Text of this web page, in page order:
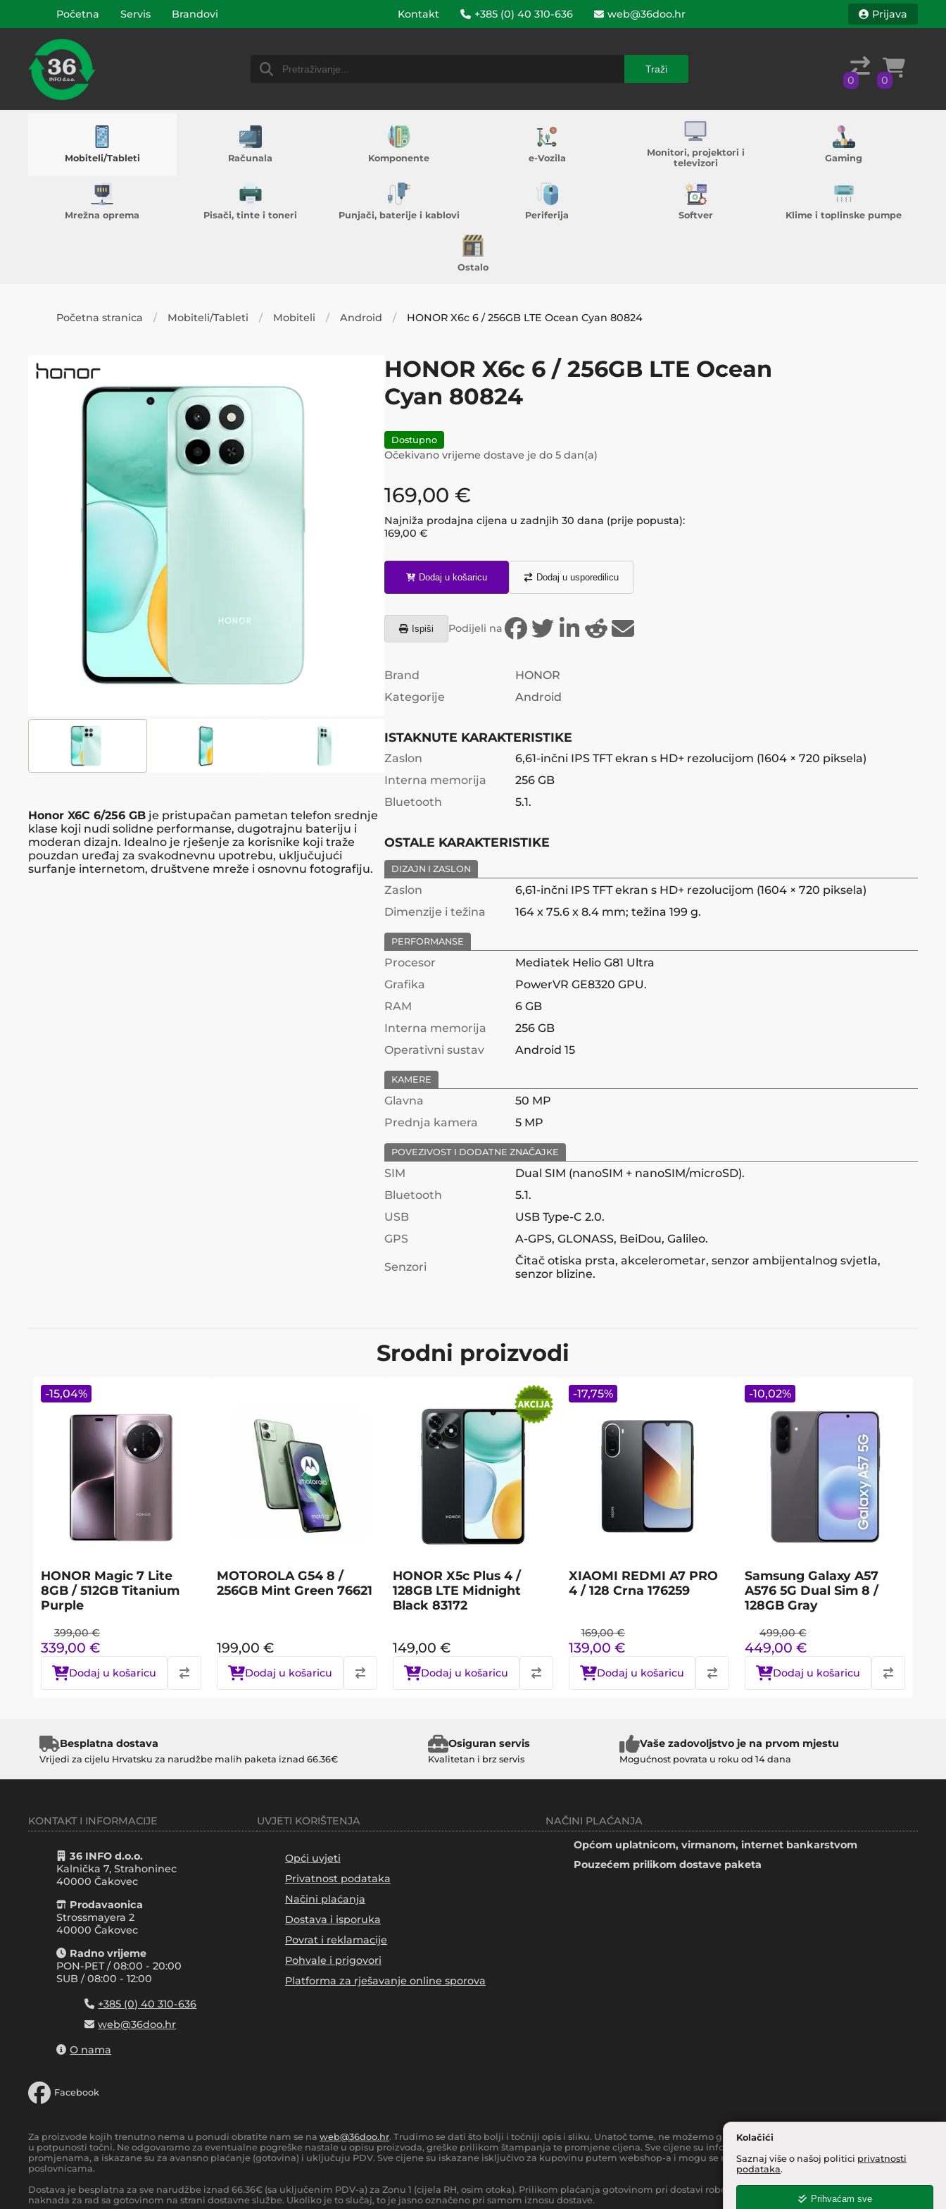
Traži
Početna Servis Brandovi Kontakt +385 (0) 40 310-636 web@36doo.hr Prijava
Traži
0 0
Mobiteli/Tableti Računala Komponente e-Vozila
Monitori, projektori i
televizori
Gaming
Mrežna oprema Pisači, tinte i toneri Punjači, baterije i kablovi Periferija Softver Klime i toplinske pumpe
Ostalo
Kolačići
Saznaj više o našoj politici privatnosti
podataka.
Prihvaćam sve
Početna stranica Mobiteli/Tableti Mobiteli Android HONOR X6c 6 / 256GB LTE Ocean Cyan 80824
Honor X6C 6/256 GB je pristupačan pametan telefon srednje
klase koji nudi solidne performanse, dugotrajnu bateriju i
moderan dizajn. Idealno je rješenje za korisnike koji traže
pouzdan uređaj za svakodnevnu upotrebu, uključujući
surfanje internetom, društvene mreže i osnovnu fotografiju.
HONOR X6c 6 / 256GB LTE Ocean
Cyan 80824
Dostupno
Očekivano vrijeme dostave je do 5dan(a)
169,00 €
Najniža prodajna cijena u zadnjih 30 dana (prije popusta):
169,00 €
Dodaj u košaricu Dodaj u usporedilicu
Ispiši Podijeli na
Brand
HONOR
Kategorije
Android
ISTAKNUTE KARAKTERISTIKE
Zaslon
6,61-inčni IPS TFT ekran s HD+ rezolucijom (1604 × 720 piksela)
Interna memorija
256 GB
Bluetooth
5.1.
OSTALE KARAKTERISTIKE
DIZAJN I ZASLON
Zaslon
6,61-inčni IPS TFT ekran s HD+ rezolucijom (1604 × 720 piksela)
Dimenzije i težina
164 x 75.6 x 8.4 mm; težina 199 g.
PERFORMANSE
Procesor
Mediatek Helio G81 Ultra
Grafika
PowerVR GE8320 GPU.
RAM
6 GB
Interna memorija
256 GB
Operativni sustav
Android 15
KAMERE
Glavna
50 MP
Prednja kamera
5 MP
POVEZIVOST I DODATNE ZNAČAJKE
SIM
Dual SIM (nanoSIM + nanoSIM/microSD).
Bluetooth
5.1.
USB
USB Type-C 2.0.
GPS
A-GPS, GLONASS, BeiDou, Galileo.
Senzori
Čitač otiska prsta, akcelerometar, senzor ambijentalnog svjetla,
senzor blizine.
Srodni proizvodi
HONOR Magic 7 Lite
8GB / 512GB Titanium
Purple
399,00 €
339,00 €
Dodaj u košaricu
-15,04%
MOTOROLA G54 8 /
256GB Mint Green 76621
199,00 €
Dodaj u košaricu
HONOR X5c Plus 4 /
128GB LTE Midnight
Black 83172
149,00 €
Dodaj u košaricu
XIAOMI REDMI A7 PRO
4 / 128 Crna 176259
169,00 €
139,00 €
Dodaj u košaricu
-17,75%
Samsung Galaxy A57
A576 5G Dual Sim 8 /
128GB Gray
499,00 €
449,00 €
Dodaj u košaricu
-10,02%
Besplatna dostava
Vrijedi za cijelu Hrvatsku za narudžbe malih paketa iznad 66.36€
Osiguran servis
Kvalitetan i brz servis
Vaše zadovoljstvo je na prvom mjestu
Mogućnost povrata u roku od 14 dana
KONTAKT I INFORMACIJE
36 INFO d.o.o.
Kalnička 7, Strahoninec
40000 Čakovec
Prodavaonica
Strossmayera 2
40000 Čakovec
Radno vrijeme
PON-PET / 08:00 - 20:00
SUB / 08:00 - 12:00
+385 (0) 40 310-636
web@36doo.hr
O nama
Facebook
UVJETI KORIŠTENJA
Opći uvjeti
Privatnost podataka
Načini plaćanja
Dostava i isporuka
Povrat i reklamacije
Pohvale i prigovori
Platforma za rješavanje online sporova
NAČINI PLAĆANJA
Općom uplatnicom, virmanom, internet bankarstvom
Pouzećem prilikom dostave paketa
Za proizvode kojih trenutno nema u ponudi obratite nam se na web@36doo.hr. Trudimo se dati što bolji i točniji opis i sliku. Unatoč tome, ne možemo garantirati da su svi navedeni podaci i slike
u potpunosti točni. Ne odgovaramo za eventualne pogreške nastale u opisu proizvoda, greške prilikom štampanja te promjene cijena. Sve cijene su informativnog karaktera i podložne su
promjenama, a iskazane su za avansno plaćanje (gotovina) i uključuju PDV. Sve cijene su iskazane isključivo za kupovinu putem webshop-a i mogu se razlikovati od cijena u našim
poslovnicama.
Dostava je besplatna za sve narudžbe iznad 66.36€ (sa uključenim PDV-a) za Zonu 1 (cijela RH, osim otoka). Prilikom plaćanja gotovinom pri dostavi robe na kućnu adresu, moguća je manja
naknada za rad sa gotovinom na strani dostavne službe. Ukoliko je to slučaj, to je jasno označeno pri samom iznosu dostave.